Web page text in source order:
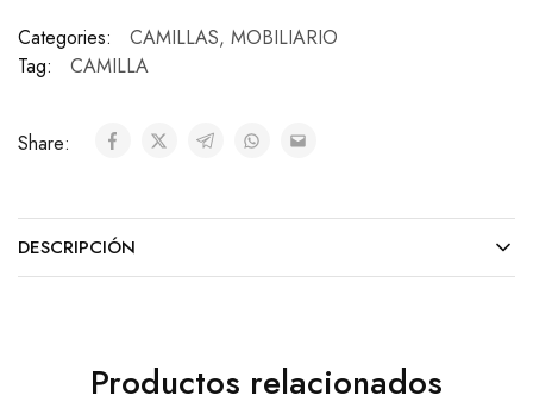
Categories:
CAMILLAS, MOBILIARIO
Tag:
CAMILLA
Share:
DESCRIPCIÓN
Productos relacionados